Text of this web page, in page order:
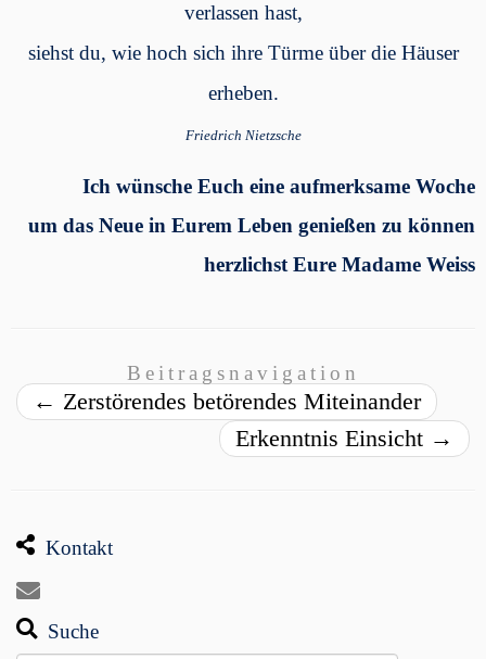
verlassen hast,
siehst du, wie hoch sich ihre Türme über die Häuser
erheben.
Friedrich Nietzsche
Ich wünsche Euch eine aufmerksame Woche
um das Neue in Eurem Leben genießen zu können
herzlichst Eure Madame Weiss
Beitragsnavigation
← Zerstörendes betörendes Miteinander
Erkenntnis Einsicht →
Kontakt
Suche